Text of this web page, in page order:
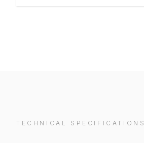
TECHNICAL SPECIFICATIONS